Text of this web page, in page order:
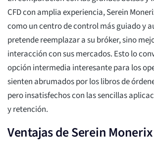
CFD con amplia experiencia, Serein
como un centro de control más guiado y
pretende reemplazar a su bróker, sino
interacción con sus mercados. Esto lo
opción intermedia interesante para los
sienten abrumados por los libros de
pero insatisfechos con las sencillas
y retención.
Ventajas de Serein Monerix